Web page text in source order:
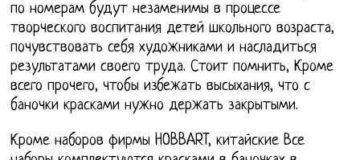
по номерам будут незаменимы в процессе
творческого воспитания детей школьного возраста,
почувствовать себя художниками и насладиться
результатами своего труда. Стоит помнить, Кроме
всего прочего, чтобы избежать высыхания, что с
баночки красками нужно держать закрытыми.
Кроме наборов фирмы HOBBART, китайские Все